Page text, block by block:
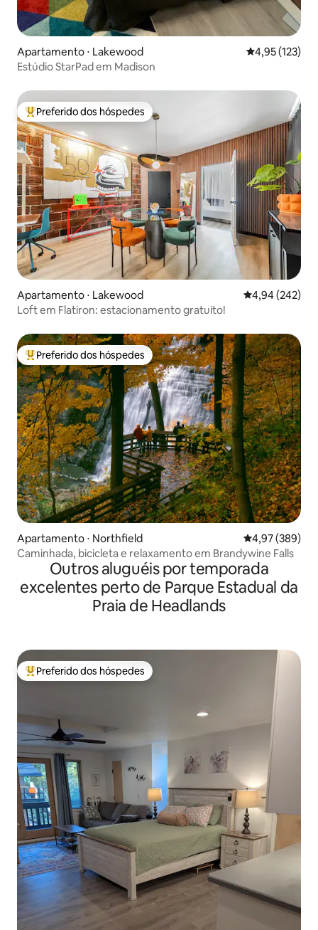
Apartamento ⋅ Lakewood 4,95 de uma
4,95 (123)
Estúdio StarPad em Madison
Entre os melhores preferidos dos hóspedes
Preferido dos hóspedes
Apartamento ⋅ Lakewood 4,94 de uma
4,94 (242)
Loft em Flatiron: estacionamento gratuito!
Entre os melhores preferidos dos hóspedes
Preferido dos hóspedes
Apartamento ⋅ Northfield 4,97 de uma
4,97 (389)
Caminhada, bicicleta e relaxamento em Brandywine Falls
Outros aluguéis por temporada
excelentes perto de Parque Estadual da
Praia de Headlands
Entre os melhores preferidos dos hóspedes
Preferido dos hóspedes